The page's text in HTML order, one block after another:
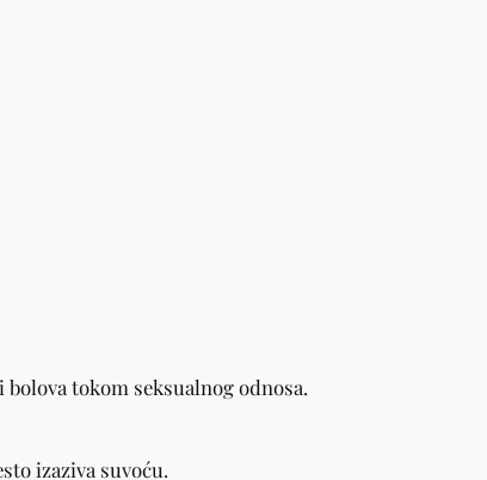
tokom seksualnog odnosa.
izaziva suvoću.